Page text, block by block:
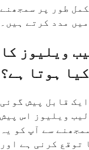
طور پر سمجھنے
میں مدد کرتے ہیں۔
ویلیوز کا
کیا ہوتا ہے؟
قابل پیش گوئی
ویلیوز اس پیش
سے آپ کو یہ
توقع کرنی ہے اور